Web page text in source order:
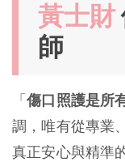
黃士財
師
「傷口照護是所
調，唯有從專業
真正安心與精準